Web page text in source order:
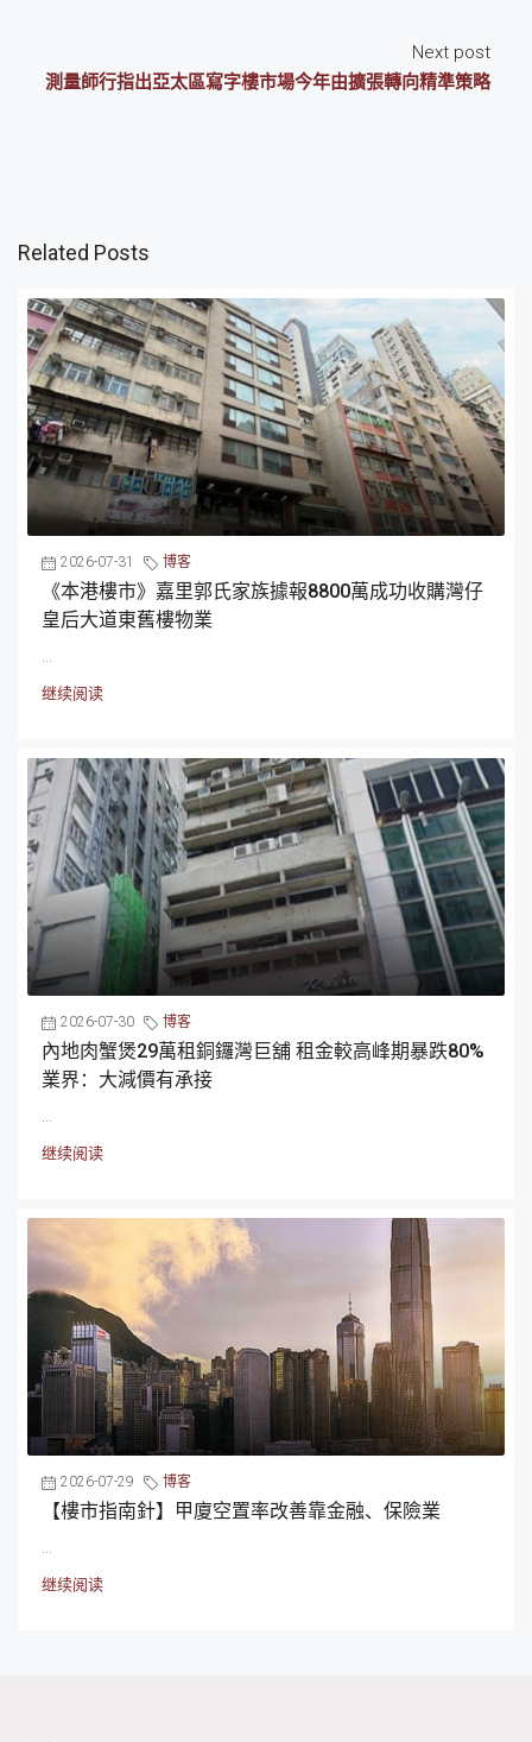
Next post
測量師行指出亞太區寫字樓市場今年由擴張轉向精準策略
Related Posts
2026-07-31 博客
《本港樓市》嘉里郭氏家族據報8800萬成功收購灣仔
皇后大道東舊樓物業
...
继续阅读
2026-07-30 博客
內地肉蟹煲29萬租銅鑼灣巨舖 租金較高峰期暴跌80%
業界：大減價有承接
...
继续阅读
2026-07-29 博客
【樓市指南針】甲廈空置率改善靠金融、保險業
...
继续阅读